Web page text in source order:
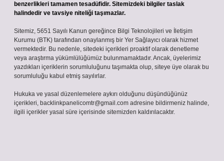
benzerlikleri tamamen tesadüfidir. Sitemizdeki bilgiler taslak
halindedir ve tavsiye niteliği taşımazlar.
Sitemiz, 5651 Sayılı Kanun gereğince Bilgi Teknolojileri ve İletişim
Kurumu (BTK) tarafından onaylanmış bir Yer Sağlayıcı olarak hizmet
vermektedir. Bu nedenle, sitedeki içerikleri proaktif olarak denetleme
veya araştırma yükümlülüğümüz bulunmamaktadır. Ancak, üyelerimiz
yazdıkları içeriklerin sorumluluğunu taşımakta olup, siteye üye olarak bu
sorumluluğu kabul etmiş sayılırlar.
Hukuka ve yasal düzenlemelere aykırı olduğunu düşündüğünüz
içerikleri, backlinkpanelicomtr@gmail.com adresine bildirmeniz halinde,
ilgili içerikler yasal süre içerisinde sitemizden kaldırılacaktır.